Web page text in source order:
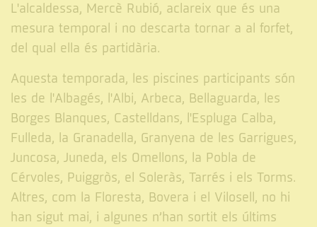
L'alcaldessa, Mercè Rubió, aclareix que és una
mesura temporal i no descarta tornar a al forfet,
del qual ella és partidària.
Aquesta temporada, les piscines participants són
les de l'Albagés, l'Albi, Arbeca, Bellaguarda, les
Borges Blanques, Castelldans, l'Espluga Calba,
Fulleda, la Granadella, Granyena de les Garrigues,
Juncosa, Juneda, els Omellons, la Pobla de
Cérvoles, Puiggròs, el Soleràs, Tarrés i els Torms.
Altres, com la Floresta, Bovera i el Vilosell, no hi
han sigut mai, i algunes n’han sortit els últims